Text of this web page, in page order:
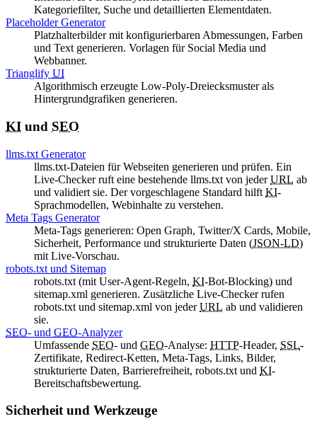
Kategoriefilter, Suche und detaillierten Elementdaten.
Placeholder Generator
Platzhalterbilder mit konfigurierbaren Abmessungen, Farben
und Text generieren. Vorlagen für Social Media und
Webbanner.
Trianglify UI
Algorithmisch erzeugte Low-Poly-Dreiecksmuster als
Hintergrundgrafiken generieren.
KI und SEO
llms.txt Generator
llms.txt-Dateien für Webseiten generieren und prüfen. Ein
Live-Checker ruft eine bestehende llms.txt von jederURL ab
und validiert sie. Der vorgeschlagene Standard hilft KI-
Sprachmodellen, Webinhalte zu verstehen.
Meta Tags Generator
Meta-Tags generieren: Open Graph, Twitter/X Cards, Mobile,
Sicherheit, Performance und strukturierte Daten (JSON-LD)
mit Live-Vorschau.
robots.txt und Sitemap
robots.txt (mit User-Agent-Regeln, KI-Bot-Blocking) und
sitemap.xml generieren. Zusätzliche Live-Checker rufen
robots.txt und sitemap.xml von jederURL ab und validieren
sie.
SEO- und GEO-Analyzer
Umfassende SEO- und GEO-Analyse: HTTP-Header, SSL-
Zertifikate, Redirect-Ketten, Meta-Tags, Links, Bilder,
strukturierte Daten, Barrierefreiheit, robots.txt und KI-
Bereitschaftsbewertung.
Sicherheit und Werkzeuge